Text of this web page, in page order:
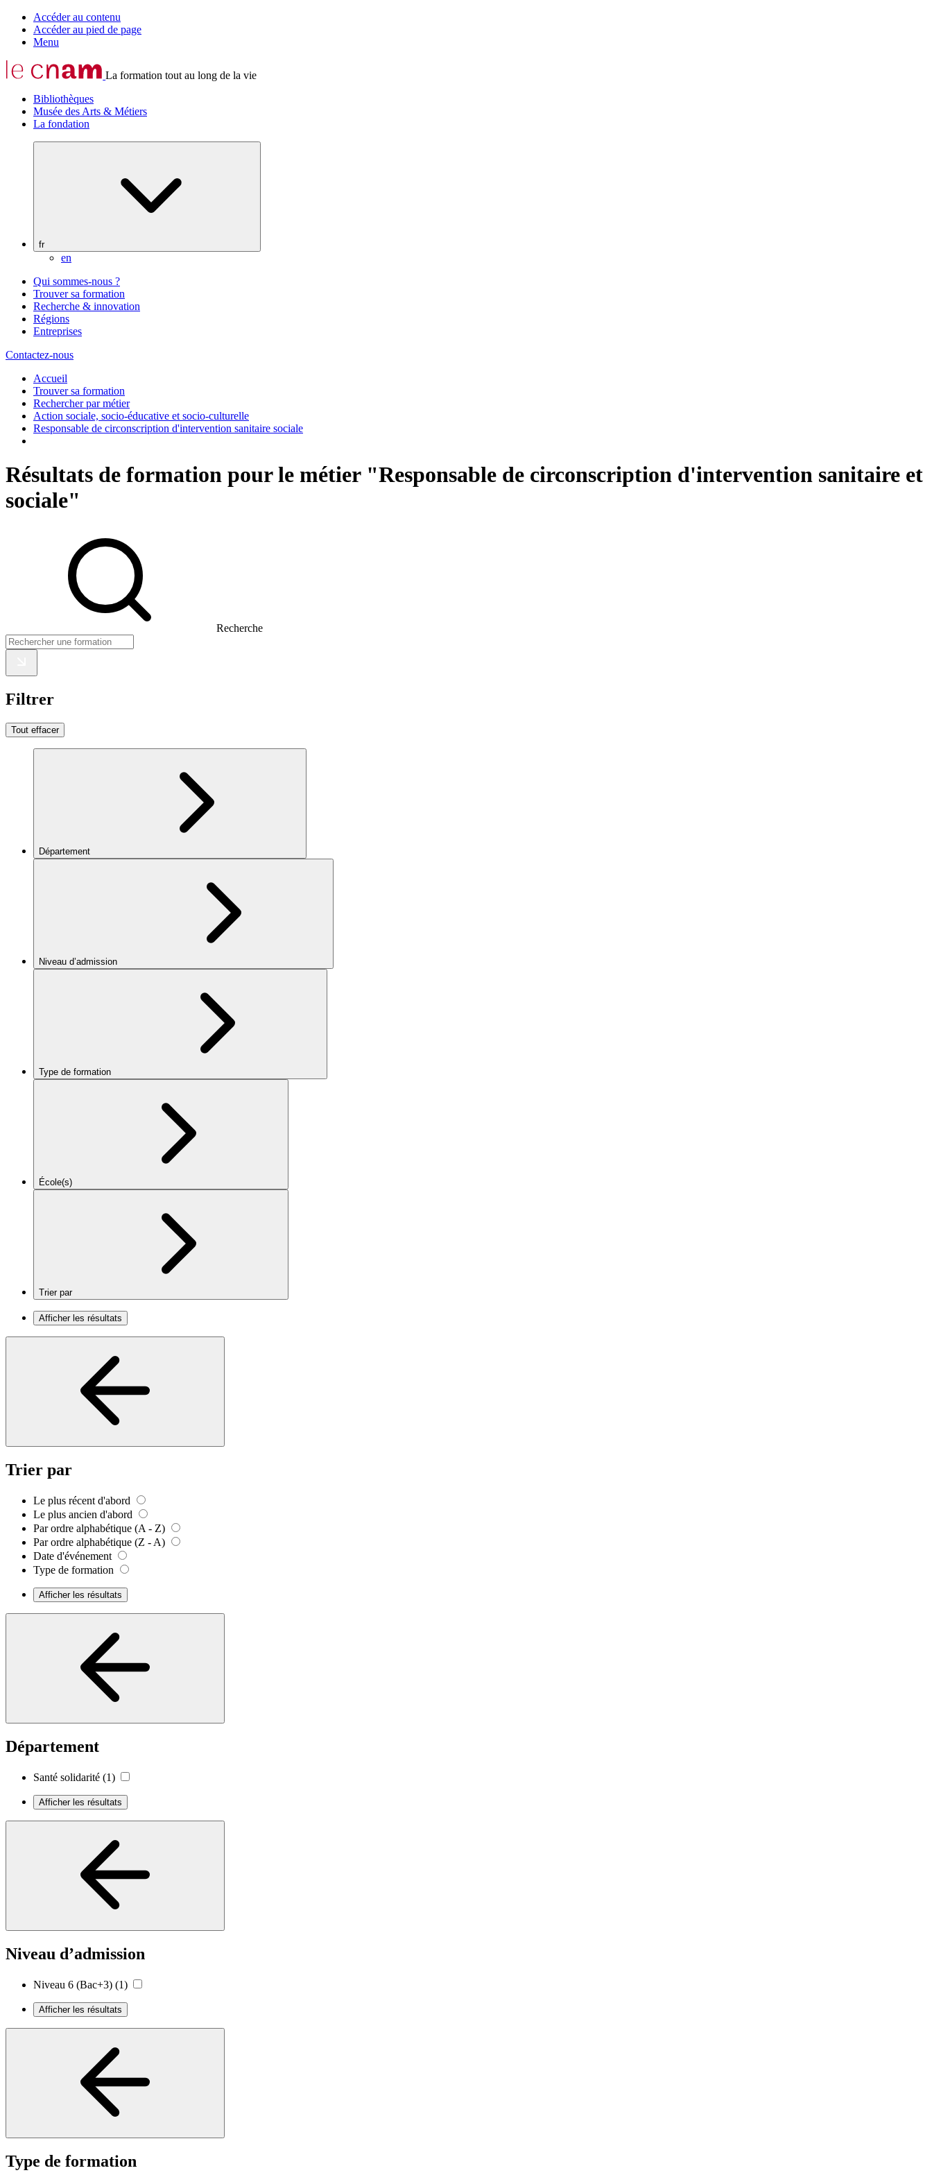
Accéder au contenu
Accéder au pied de page
Menu
La formation tout au long de la vie
Bibliothèques
Musée des Arts & Métiers
La fondation
fr
en
Qui sommes-nous ?
Trouver sa formation
Recherche & innovation
Régions
Entreprises
Contactez-nous
Accueil
Trouver sa formation
Rechercher par métier
Action sociale, socio-éducative et socio-culturelle
Responsable de circonscription d'intervention sanitaire sociale
Résultats de formation pour le métier "Responsable de circonscription d'intervention sanitaire et
sociale"
Recherche
Filtrer
Tout effacer
Département
Niveau d’admission
Type de formation
École(s)
Trier par
Afficher les résultats
Trier par
Le plus récent d'abord
Le plus ancien d'abord
Par ordre alphabétique (A - Z)
Par ordre alphabétique (Z - A)
Date d'événement
Type de formation
Afficher les résultats
Département
Santé solidarité (1)
Afficher les résultats
Niveau d’admission
Niveau 6 (Bac+3) (1)
Afficher les résultats
Type de formation